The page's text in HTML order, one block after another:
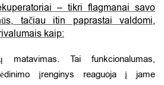
– tikri flagmanai savo
tačiau itin paprastai valdomi,
kaip:
Tai funkcionalumas,
įrenginys reaguoja į jame